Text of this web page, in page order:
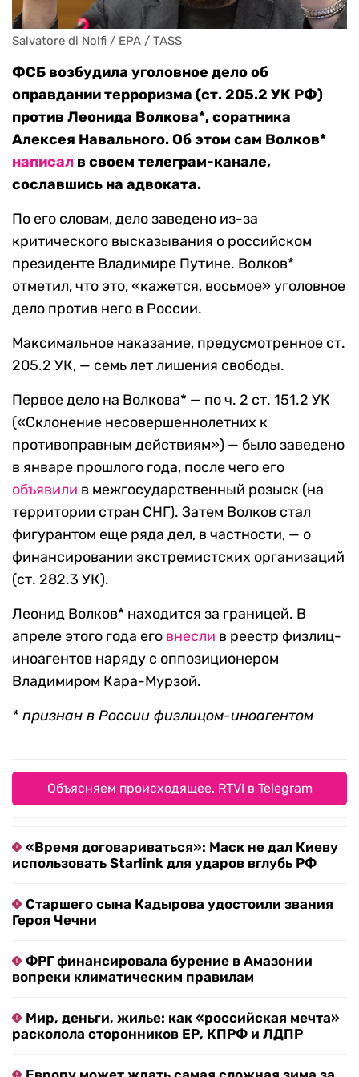
Salvatore di Nolfi / EPA / TASS
ФСБ возбудила уголовное дело об
оправдании терроризма (ст. 205.2 УК РФ)
против Леонида Волкова*, соратника
Алексея Навального. Об этом сам Волков*
написал в своем телеграм-канале,
сославшись на адвоката.
По его словам, дело заведено из-за
критического высказывания о российском
президенте Владимире Путине. Волков*
отметил, что это, «кажется, восьмое» уголовное
дело против него в России.
Максимальное наказание, предусмотренное ст.
205.2 УК, — семь лет лишения свободы.
Первое дело на Волкова* — по ч. 2 ст. 151.2 УК
(«Склонение несовершеннолетних к
противоправным действиям») — было заведено
в январе прошлого года, после чего его
объявили в межгосударственный розыск (на
территории стран СНГ). Затем Волков стал
фигурантом еще ряда дел, в частности, — о
финансировании экстремистских организаций
(ст. 282.3 УК).
Леонид Волков* находится за границей. В
апреле этого года его внесли в реестр физлиц-
иноагентов наряду с оппозиционером
Владимиром Кара-Мурзой.
* признан в России физлицом-иноагентом
Объясняем происходящее. RTVI в Telegram
«Время договариваться»: Маск не дал Киеву
использовать Starlink для ударов вглубь РФ
Старшего сына Кадырова удостоили звания
Героя Чечни
ФРГ финансировала бурение в Амазонии
вопреки климатическим правилам
Мир, деньги, жилье: как «российская мечта»
расколола сторонников ЕР, КПРФ и ЛДПР